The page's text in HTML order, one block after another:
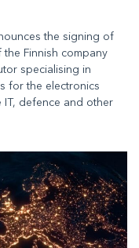
the signing of
Finnish company
specialising in
for the electronics
IT, defence and other